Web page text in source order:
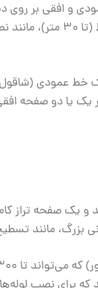
و افقی بر روی
ایده‌آل برای کارهای
خط عمودی
۳۶۰ درجه در یک یا
کامل (۳۶۰ درجه) ایجاد
بزرگ، مانند
متر یا بیشتر باشد.